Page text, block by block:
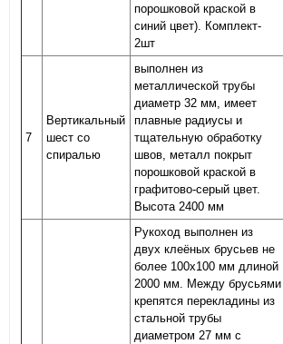
порошковой краской в
синий цвет). Комплект-
2шт
7
Вертикальный
шест со
спиралью
выполнен из
металлической трубы
диаметр 32 мм, имеет
плавные радиусы и
тщательную обработку
швов, металл покрыт
порошковой краской в
графитово-серый цвет.
Высота 2400 мм
Рукоход выполнен из
двух клеёных брусьев не
более 100х100 мм длиной
2000 мм. Между брусьями
крепятся перекладины из
стальной трубы
диаметром 27 мм с